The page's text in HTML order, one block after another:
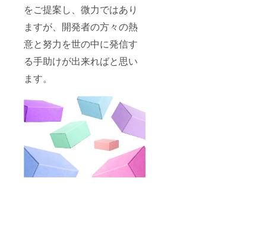
をご提案し、微力ではあり
ますが、開発者の方々の熱
意と努力を世の中に発信す
る手助けが出来ればと思い
ます。